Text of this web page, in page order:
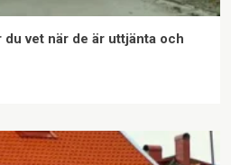
vet när de är uttjänta och